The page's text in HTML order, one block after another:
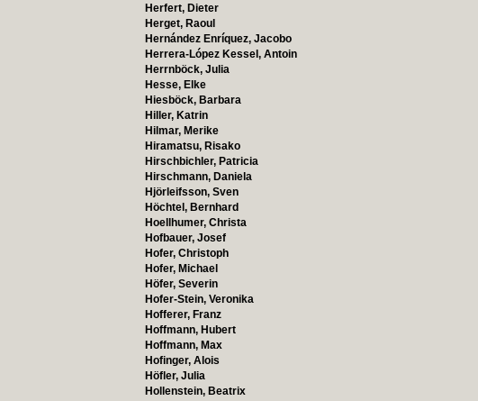
Herfert, Dieter
Herget, Raoul
Hernández Enríquez, Jacobo
Herrera-López Kessel, Antoin
Herrnböck, Julia
Hesse, Elke
Hiesböck, Barbara
Hiller, Katrin
Hilmar, Merike
Hiramatsu, Risako
Hirschbichler, Patricia
Hirschmann, Daniela
Hjörleifsson, Sven
Höchtel, Bernhard
Hoellhumer, Christa
Hofbauer, Josef
Hofer, Christoph
Hofer, Michael
Höfer, Severin
Hofer-Stein, Veronika
Hofferer, Franz
Hoffmann, Hubert
Hoffmann, Max
Hofinger, Alois
Höfler, Julia
Hollenstein, Beatrix